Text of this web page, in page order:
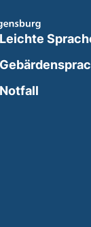
window)
Leichte
Notfall